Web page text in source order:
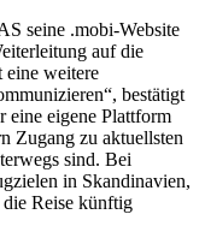
seine .mobi-Website
auf die
eine weitere
bestätigt
eine eigene Plattform
Zugang zu aktuellsten
sind. Bei
in Skandinavien,
Reise künftig